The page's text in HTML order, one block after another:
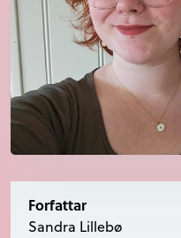
Forfattar
Sandra Lillebø